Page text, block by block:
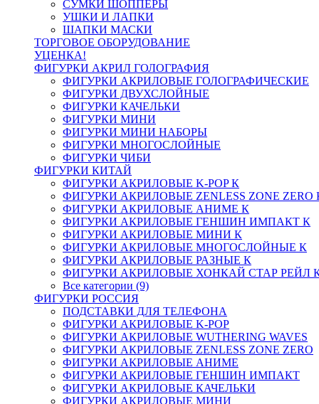
СУМКИ ШОППЕРЫ
УШКИ И ЛАПКИ
ШАПКИ МАСКИ
ТОРГОВОЕ ОБОРУДОВАНИЕ
УЦЕНКА!
ФИГУРКИ АКРИЛ ГОЛОГРАФИЯ
ФИГУРКИ АКРИЛОВЫЕ ГОЛОГРАФИЧЕСКИЕ
ФИГУРКИ ДВУХСЛОЙНЫЕ
ФИГУРКИ КАЧЕЛЬКИ
ФИГУРКИ МИНИ
ФИГУРКИ МИНИ НАБОРЫ
ФИГУРКИ МНОГОСЛОЙНЫЕ
ФИГУРКИ ЧИБИ
ФИГУРКИ КИТАЙ
ФИГУРКИ АКРИЛОВЫЕ K-POP К
ФИГУРКИ АКРИЛОВЫЕ ZENLESS ZONE ZERO
ФИГУРКИ АКРИЛОВЫЕ АНИМЕ К
ФИГУРКИ АКРИЛОВЫЕ ГЕНШИН ИМПАКТ К
ФИГУРКИ АКРИЛОВЫЕ МИНИ К
ФИГУРКИ АКРИЛОВЫЕ МНОГОСЛОЙНЫЕ К
ФИГУРКИ АКРИЛОВЫЕ РАЗНЫЕ К
ФИГУРКИ АКРИЛОВЫЕ ХОНКАЙ СТАР РЕЙЛ
Все категории (9)
ФИГУРКИ РОССИЯ
ПОДСТАВКИ ДЛЯ ТЕЛЕФОНА
ФИГУРКИ АКРИЛОВЫЕ K-POP
ФИГУРКИ АКРИЛОВЫЕ WUTHERING WAVES
ФИГУРКИ АКРИЛОВЫЕ ZENLESS ZONE ZERO
ФИГУРКИ АКРИЛОВЫЕ АНИМЕ
ФИГУРКИ АКРИЛОВЫЕ ГЕНШИН ИМПАКТ
ФИГУРКИ АКРИЛОВЫЕ КАЧЕЛЬКИ
ФИГУРКИ АКРИЛОВЫЕ МИНИ